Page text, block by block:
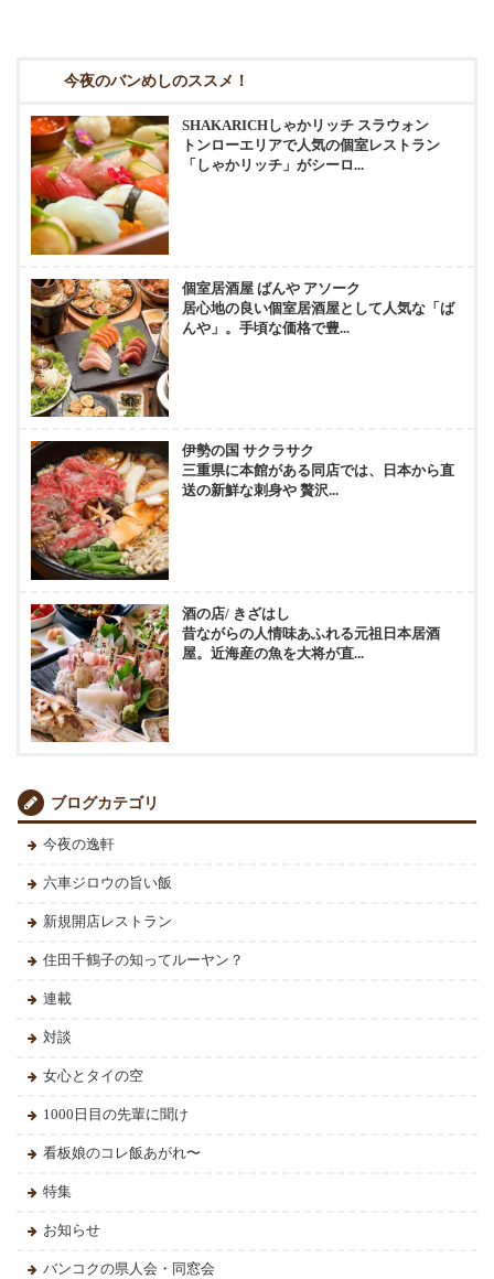
今夜のバンめしのススメ！
SHAKARICHしゃかリッチ スラウォン
トンローエリアで人気の個室レストラン
「しゃかリッチ」がシーロ...
個室居酒屋 ばんや アソーク
居心地の良い個室居酒屋として人気な「ば
んや」。手頃な価格で豊...
伊勢の国 サクラサク
三重県に本館がある同店では、日本から直
送の新鮮な刺身や 贅沢...
酒の店/ きざはし
昔ながらの人情味あふれる元祖日本居酒
屋。近海産の魚を大将が直...
ブログカテゴリ
今夜の逸軒
六車ジロウの旨い飯
新規開店レストラン
住田千鶴子の知ってルーヤン？
連載
対談
女心とタイの空
1000日目の先輩に聞け
看板娘のコレ飯あがれ〜
特集
お知らせ
バンコクの県人会・同窓会